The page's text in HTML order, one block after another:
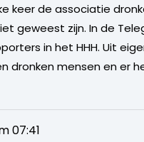
keer de associatie
geweest zijn. In de
in het HHH. Uit
dronken mensen en
07:41